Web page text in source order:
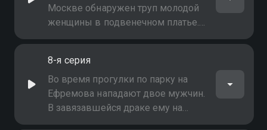
Москве обнаружен труп молодой
женщины в подвенечном платье.
Ефремов и Кира решают
свадьбы, чтобы прояснить
обстоятельства смерти женщины
8-я серия
Во время прогулки по парку на
Ефремова нападают двое мужчин.
В завязавшейся драке ему на
выручку приходит человек,